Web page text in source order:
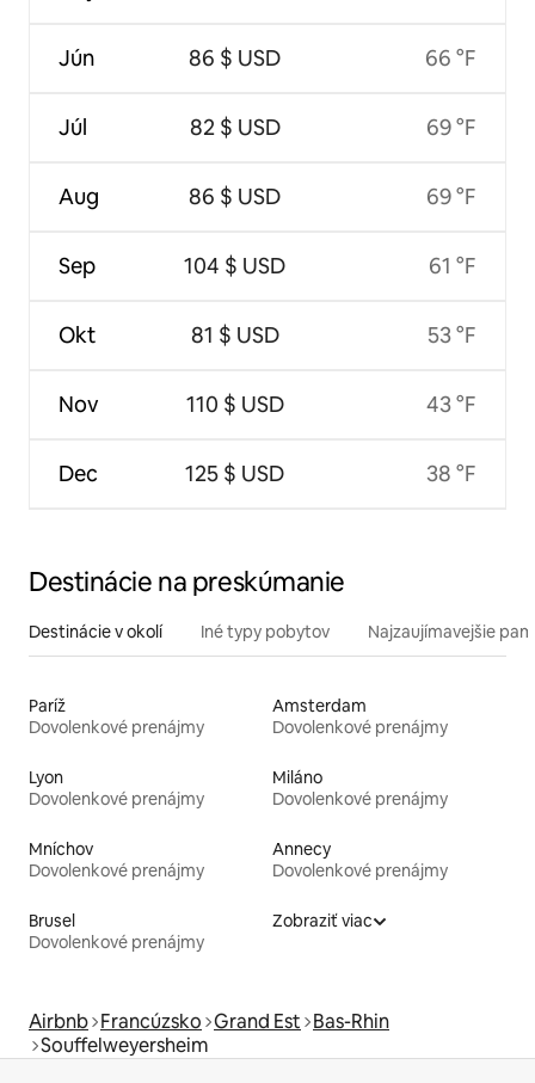
Jún
Júl
Aug
Sep
Okt
Nov
Dec
86 $ USD
82 $ USD
86 $ USD
104 $ USD
81 $ USD
110 $ USD
125 $ USD
66 °F
69 °F
69 °F
61 °F
53 °F
43 °F
38 °F
Destinácie na preskúmanie
Destinácie v okolí Iné typy pobytov Najzaujímavejšie
Paríž
Dovolenkové prenájmy
Amsterdam
Dovolenkové prenájmy
Lyon
Dovolenkové prenájmy
Miláno
Dovolenkové prenájmy
Mníchov
Dovolenkové prenájmy
Annecy
Dovolenkové prenájmy
Brusel
Dovolenkové prenájmy
Zobraziť viac
Airbnb Francúzsko Grand Est Bas-Rhin
Souffelweyersheim